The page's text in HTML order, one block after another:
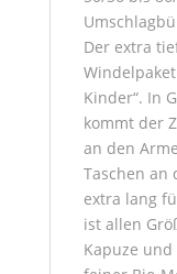
Der extra
Kinder“. In
kommt der
an den
Taschen an
extra lang
ist allen
Kapuze